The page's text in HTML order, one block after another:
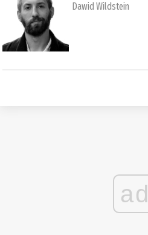
Dawid Wildstein
ad